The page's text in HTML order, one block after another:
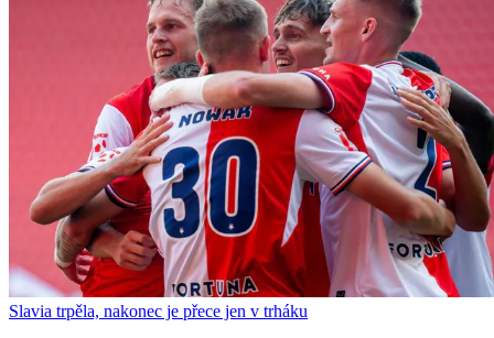
Slavia trpěla, nakonec je přece jen v trháku